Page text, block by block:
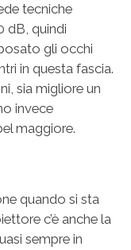
tecniche
dB, quindi
gli occhi
in questa fascia.
sia migliore un
invece
maggiore.
quando si sta
c’è anche la
sempre in